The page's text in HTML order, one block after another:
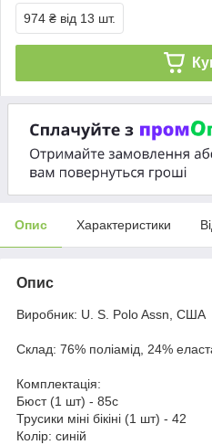
974 ₴ від 13 шт.
Опис Характеристики
Опис
Виробник: U. S. Polo Assn, США
Склад: 76% поліамід, 24%
Комплектація:
Бюст (1 шт) - 85c
Трусики міні бікіні (1 шт) - 42
Колір: синій